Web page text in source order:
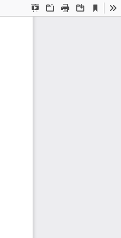
Presentation
OpenPrint Download
Current
View